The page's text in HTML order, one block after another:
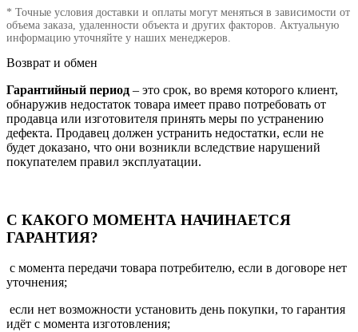
* Точные условия доставки и оплаты могут меняться в зависимости от
объема заказа, удаленности объекта и других факторов. Актуальную
информацию уточняйте у наших менеджеров.
Возврат и обмен
Гарантийный период – это срок, во время которого клиент,
обнаружив недостаток товара имеет право потребовать от
продавца или изготовителя принять меры по устранению
дефекта. Продавец должен устранить недостатки, если не
будет доказано, что они возникли вследствие нарушений
покупателем правил эксплуатации.
С КАКОГО МОМЕНТА НАЧИНАЕТСЯ
ГАРАНТИЯ?
с момента передачи товара потребителю, если в договоре нет
уточнения;
если нет возможности установить день покупки, то гарантия
идёт с момента изготовления;